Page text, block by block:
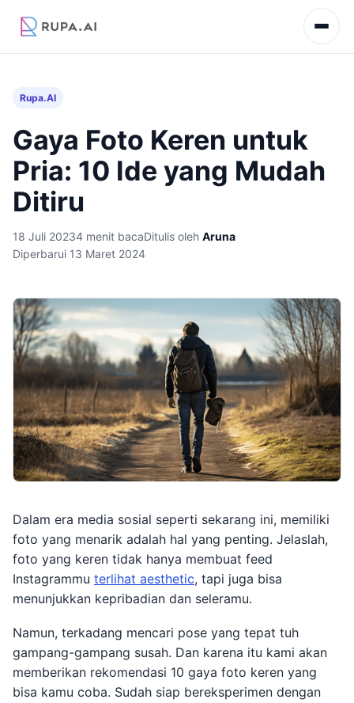
Rupa.AI
Gaya Foto Keren untuk
Pria: 10 Ide yang Mudah
Ditiru
18 Juli 20234 menit bacaDitulis oleh Aruna
Diperbarui 13 Maret 2024
Dalam era media sosial seperti sekarang ini, memiliki
foto yang menarik adalah hal yang penting. Jelaslah,
foto yang keren tidak hanya membuat feed
Instagrammu terlihat aesthetic, tapi juga bisa
menunjukkan kepribadian dan seleramu.
Namun, terkadang mencari pose yang tepat tuh
gampang-gampang susah. Dan karena itu kami akan
memberikan rekomendasi 10 gaya foto keren yang
bisa kamu coba. Sudah siap bereksperimen dengan